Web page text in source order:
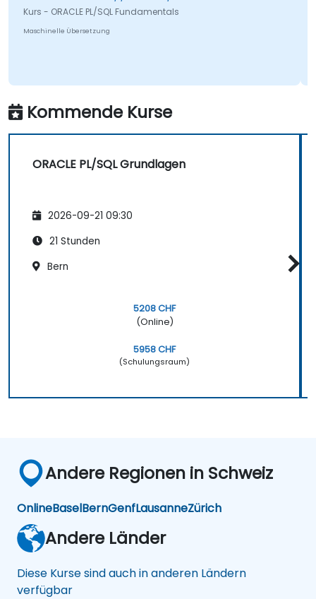
Kurs - ORACLE PL/SQL Fundamentals
Maschinelle Übersetzung
Kommende Kurse
ORACLE PL/SQL Grundlagen
2026-09-21 09:30
21 Stunden
Bern
5208 CHF
(Online)
5958 CHF
(Schulungsraum)
Andere Regionen in Schweiz
OnlineBaselBernGenfLausanneZürich
Andere Länder
Diese Kurse sind auch in anderen Ländern
verfügbar